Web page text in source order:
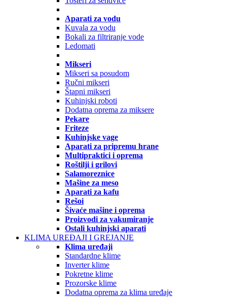
Aparati za vodu
Kuvala za vodu
Bokali za filtriranje vode
Ledomati
Mikseri
Mikseri sa posudom
Ručni mikseri
Štapni mikseri
Kuhinjski roboti
Dodatna oprema za miksere
Pekare
Friteze
Kuhinjske vage
Aparati za pripremu hrane
Multipraktici i oprema
Roštilji i grilovi
Salamoreznice
Mašine za meso
Aparati za kafu
Rešoi
Šivaće mašine i oprema
Proizvodi za vakumiranje
Ostali kuhinjski aparati
KLIMA UREĐAJI I GREJANJE
Klima uređaji
Standardne klime
Inverter klime
Pokretne klime
Prozorske klime
Dodatna oprema za klima uređaje